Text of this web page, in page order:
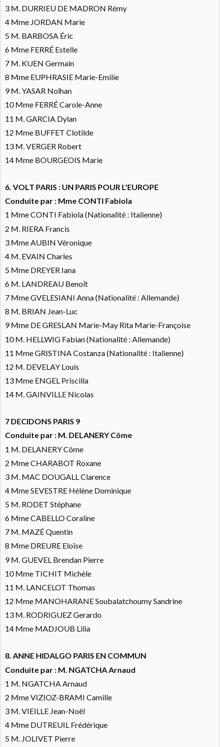
3 M. DURRIEU DE MADRON Rémy
4 Mme JORDAN Marie
5 M. BARBOSA Éric
6 Mme FERRÉ Estelle
7 M. KUEN Germain
8 Mme EUPHRASIE Marie-Emilie
9 M. YASAR Nolhan
10 Mme FERRÉ Carole-Anne
11 M. GARCIA Dylan
12 Mme BUFFET Clotilde
13 M. VERGER Robert
14 Mme BOURGEOIS Marie
6. VOLT PARIS : UN PARIS POUR L'EUROPE
Conduite par : Mme CONTI Fabiola
1 Mme CONTI Fabiola (Nationalité : Italienne)
2 M. RIERA Francis
3 Mme AUBIN Véronique
4 M. EVAIN Charles
5 Mme DREYER Iana
6 M. LANDREAU Benoît
7 Mme GVELESIANI Anna(Nationalité : Allemande)
8 M. BRIAN Jean-Luc
9 Mme DE GRESLAN Marie-May Rita Marie-Françoise
10 M. HELLWIG Fabian (Nationalité : Allemande)
11 Mme GRISTINA Costanza (Nationalité : Italienne)
12 M. DEVELAY Louis
13 Mme ENGEL Priscilla
14 M. GAINVILLE Nicolas
7 DECIDONS PARIS 9
Conduite par : M. DELANERY Côme
1 M. DELANERY Côme
2 Mme CHARABOT Roxane
3 M. MAC DOUGALL Clarence
4 Mme SEVESTRE Hélène Dominique
5 M. RODET Stéphane
6 Mme CABELLO Coraline
7 M. MAZÉ Quentin
8 Mme DREURE Eloïse
9 M. GUEVEL Brendan Pierre
10 Mme TICHIT Michèle
11 M. LANCELOT Thomas
12 Mme MANOHARANE Soubalatchoumy Sandrine
13 M. RODRIGUEZ Gerardo
14 Mme MADJOUB Lilia
8. ANNE HIDALGO PARIS EN COMMUN
Conduite par : M. NGATCHA Arnaud
1 M. NGATCHA Arnaud
2 Mme VIZIOZ-BRAMI Camille
3 M. VIEILLE Jean-Noël
4 Mme DUTREUIL Frédérique
5 M. JOLIVET Pierre